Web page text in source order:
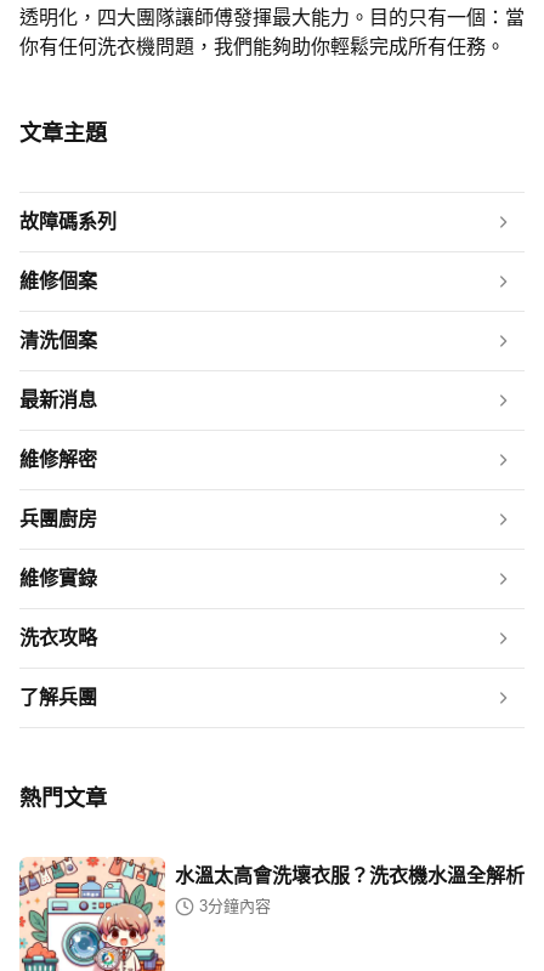
透明化，四大團隊讓師傅發揮最大能力。目的只有一個：當
你有任何洗衣機問題，我們能夠助你輕鬆完成所有任務。
文章主題
故障碼系列
維修個案
清洗個案
最新消息
維修解密
兵團廚房
維修實錄
洗衣攻略
了解兵團
熱門文章
水溫太高會洗壞衣服？洗衣機水溫全解析
3分鐘內容